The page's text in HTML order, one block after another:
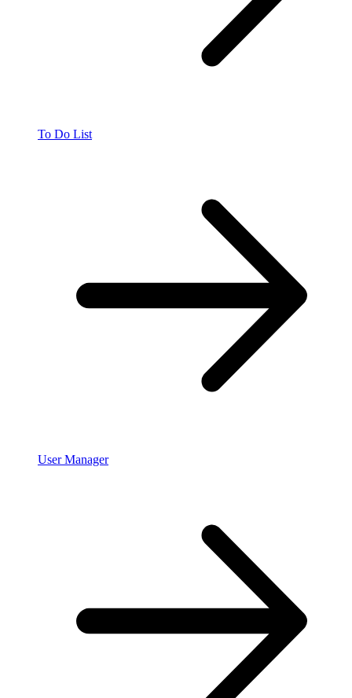
To Do List
User Manager